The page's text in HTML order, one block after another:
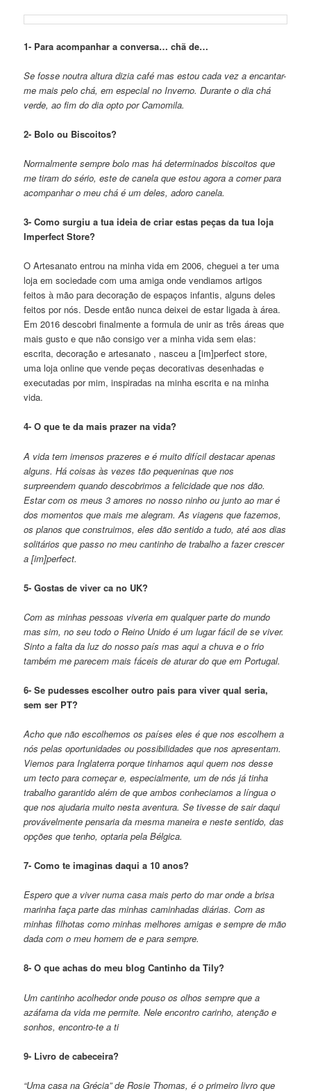
1- Para acompanhar a conversa… chã de…
Se fosse noutra altura dizia café mas estou cada vez a encantar-
me mais pelo chá, em especial no Inverno. Durante o dia chá
verde, ao fim do dia opto por Camomila.
2- Bolo ou Biscoitos?
Normalmente sempre bolo mas há determinados biscoitos que
me tiram do sério, este de canela que estou agora a comer para
acompanhar o meu chá é um deles, adoro canela.
3- Como surgiu a tua ideia de criar estas peças da tua loja
Imperfect Store?
O Artesanato entrou na minha vida em 2006, cheguei a ter uma
loja em sociedade com uma amiga onde vendiamos artigos
feitos à mão para decoração de espaços infantis, alguns deles
feitos por nós. Desde então nunca deixei de estar ligada à área.
Em 2016 descobri finalmente a formula de unir as três áreas que
mais gusto e que não consigo ver a minha vida sem elas:
escrita, decoração e artesanato , nasceu a [im]perfect store,
uma loja online que vende peças decorativas desenhadas e
executadas por mim, inspiradas na minha escrita e na minha
vida.
4- O que te da mais prazer na vida?
A vida tem imensos prazeres e é muito difícil destacar apenas
alguns. Há coisas às vezes tão pequeninas que nos
surpreendem quando descobrimos a felicidade que nos dão.
Estar com os meus 3 amores no nosso ninho ou junto ao mar é
dos momentos que mais me alegram. As viagens que fazemos,
os planos que construimos, eles dão sentido a tudo, até aos dias
solitários que passo no meu cantinho de trabalho a fazer crescer
a [im]perfect.
5- Gostas de viver ca no UK?
Com as minhas pessoas viveria em qualquer parte do mundo
mas sim, no seu todo o Reino Unido é um lugar fácil de se viver.
Sinto a falta da luz do nosso país mas aqui a chuva e o frio
também me parecem mais fáceis de aturar do que em Portugal.
6- Se pudesses escolher outro pais para viver qual seria,
sem ser PT?
Acho que não escolhemos os países eles é que nos escolhem a
nós pelas oportunidades ou possibilidades que nos apresentam.
Viemos para Inglaterra porque tinhamos aqui quem nos desse
um tecto para começar e, especialmente, um de nós já tinha
trabalho garantido além de que ambos conheciamos a língua o
que nos ajudaria muito nesta aventura. Se tivesse de sair daqui
provávelmente pensaria da mesma maneira e neste sentido, das
opções que tenho, optaria pela Bélgica.
7- Como te imaginas daqui a 10 anos?
Espero que a viver numa casa mais perto do mar onde a brisa
marinha faça parte das minhas caminhadas diárias. Com as
minhas filhotas como minhas melhores amigas e sempre de mão
dada com o meu homem de e para sempre.
8- O que achas do meu blog Cantinho da Tily?
Um cantinho acolhedor onde pouso os olhos sempre que a
azáfama da vida me permite. Nele encontro carinho, atenção e
sonhos, encontro-te a ti
9- Livro de cabeceira?
“Uma casa na Grécia” de Rosie Thomas, é o primeiro livro que